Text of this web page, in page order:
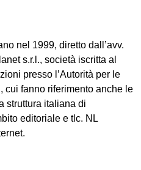
nel 1999, diretto dall’avv.
s.r.l., società iscritta al
presso l’Autorità per le
cui fanno riferimento anche le
struttura italiana di
editoriale e tlc. NL